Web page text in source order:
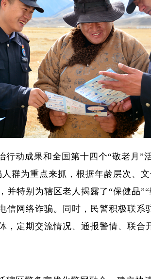
动成果和全国第十四个“敬老月”
群为重点来抓，根据年龄层次、
特别为辖区老人揭露了“保健品
信网络诈骗。同时，民警积极联
定期交流情况、通报警情、联合